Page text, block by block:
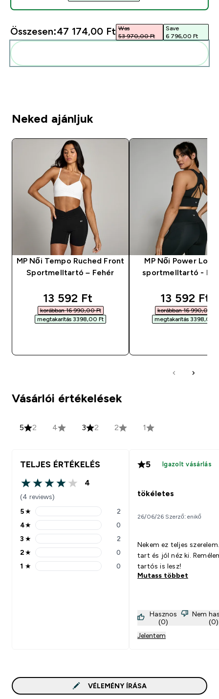
Összesen:47 174,00 Ft‎ Was
53 970,00 Ft‎
Save
6 796,00 Ft‎
Neked ajánljuk
MP Női Tempo Ruched Front
Sportmelltartó – Fehér
discounted price
13 592 Ft‎
korábban 16 990,00 Ft‎
megtakarítás 3398,00 Ft‎
MP Női Power
sportmelltartó -
13 592 Ft‎
korábban 16 990,00 Ft‎
megtakarítás 3398,00
Vásárlói értékelések
5 2 4 3 2 2 1
TELJES ÉRTÉKELÉS
4 out of 5 stars
4
(4 reviews)
5 stars rating 2 reviews
5★ 2
4 stars rating 0 reviews
4★ 0
3 stars rating 2 reviews
3 ★ 2
2 stars rating 0 reviews
2★ 0
1 stars rating 0 reviews
1 ★ 0
5 Igazolt vásárlás
tökéletes
26/06/26 Szerző: enikő
Nekem ez teljes
tart és jól néz ki.
tartós is lesz!
Mutass többet
Hasznos
(0)
Nem
(0)
Jelentem
VÉLEMÉNY ÍRÁSA